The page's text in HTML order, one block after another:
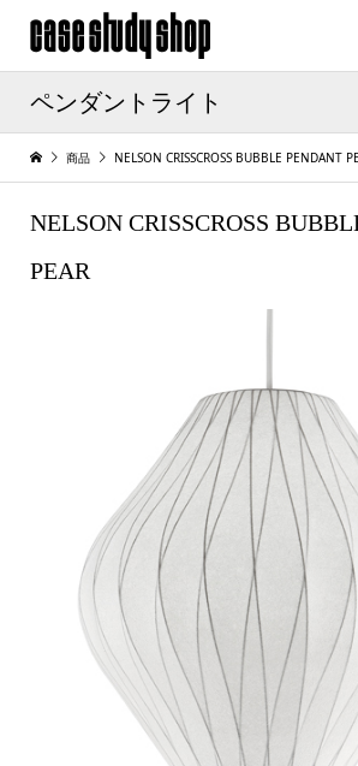
ペンダントライト
商品 NELSON CRISSCROSS BUBBLE PENDANT
NELSON CRISSCROSS
PEAR